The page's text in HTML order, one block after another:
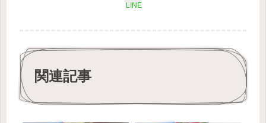
LINE
関連記事